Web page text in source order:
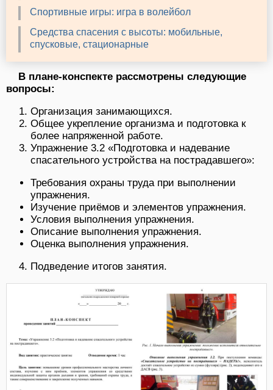
Спортивные игры: игра в волейбол
Средства спасения с высоты: мобильные,
спусковые, стационарные
В плане-конспекте рассмотрены следующие
вопросы:
Организация занимающихся.
Общее укрепление организма и подготовка к
более напряженной работе.
Упражнение 3.2 «Подготовка и надевание
спасательного устройства на пострадавшего»:
Требования охраны труда при выполнении
упражнения.
Изучение приёмов и элементов упражнения.
Условия выполнения упражнения.
Описание выполнения упражнения.
Оценка выполнения упражнения.
Подведение итогов занятия.